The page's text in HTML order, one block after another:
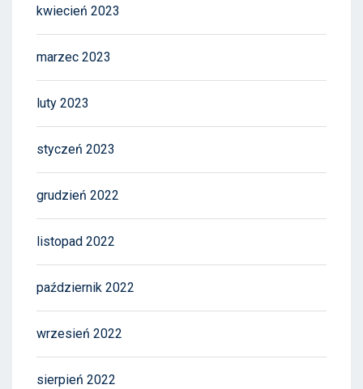
kwiecień 2023
marzec 2023
luty 2023
styczeń 2023
grudzień 2022
listopad 2022
październik 2022
wrzesień 2022
sierpień 2022